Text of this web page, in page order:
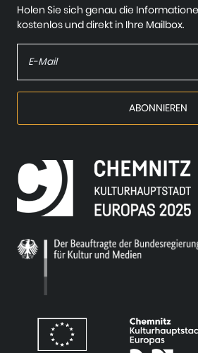
Holen Sie sich genau die
kostenlos und direkt in Ihre Mailbox.